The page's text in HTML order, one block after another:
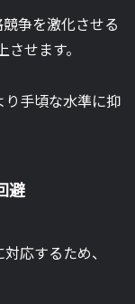
争を激化させる
せます。
り手頃な水準に抑
避
応するため、